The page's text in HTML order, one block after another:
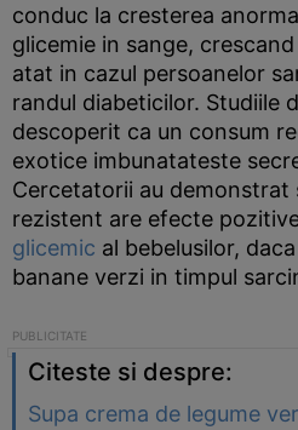
conduc la cresterea
glicemie in sange,
atat in cazul persoanelor
randul diabeticilor. Studiile
descoperit ca un consum
exotice imbunatateste
Cercetatorii au demonstrat
rezistent are efecte
glicemic al bebelusilor,
banane verzi in timpul
Citeste si despre:
Supa crema de legume